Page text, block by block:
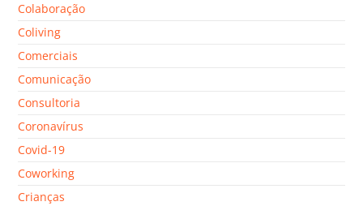
Colaboração
Coliving
Comerciais
Comunicação
Consultoria
Coronavírus
Covid-19
Coworking
Crianças